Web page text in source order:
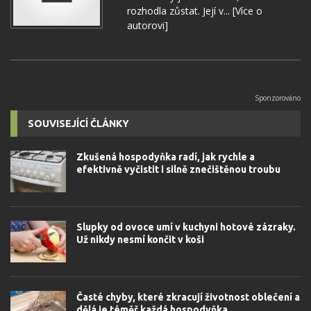
rozhodla zůstat. Její v... [Více o
autorovi]
SOUVISEJÍCÍ ČLÁNKY
Zkušená hospodyňka radí, jak rychle a
efektivně vyčistit i silně znečištěnou troubu
Slupky od ovoce umí v kuchyni hotové zázraky.
Už nikdy nesmí končit v koši
Časté chyby, které zkracují životnost oblečení a